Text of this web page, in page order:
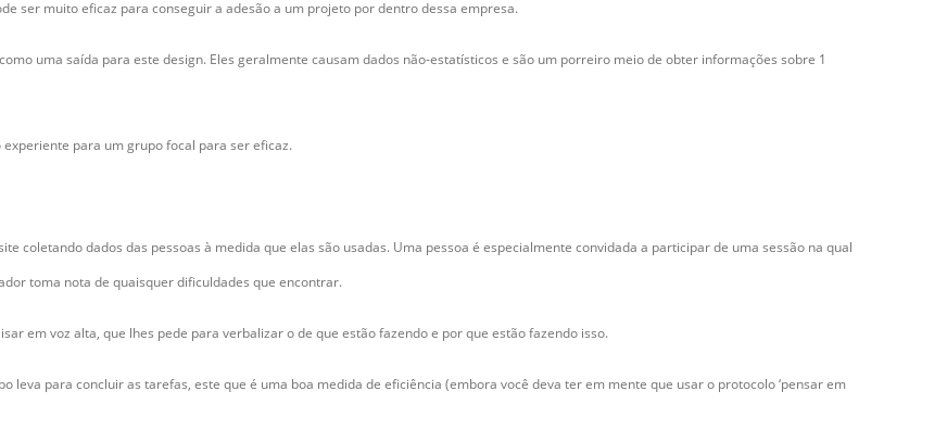
ser muito eficaz para conseguir a adesão a um projeto por dentro dessa empresa.
uma saída para este design. Eles geralmente causam dados não-estatísticos e são um porreiro meio de obter informações sobre 1
para um grupo focal para ser eficaz.
coletando dados das pessoas à medida que elas são usadas. Uma pessoa é especialmente convidada a participar de uma sessão na qual
toma nota de quaisquer dificuldades que encontrar.
em voz alta, que lhes pede para verbalizar o de que estão fazendo e por que estão fazendo isso.
para concluir as tarefas, este que é uma boa medida de eficiência (embora você deva ter em mente que usar o protocolo ‘pensar em